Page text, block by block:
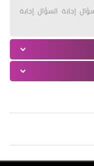
إجابة السؤال إجابة